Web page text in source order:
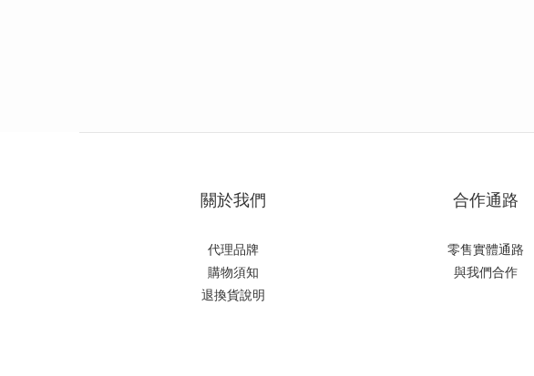
關於我們
代理品牌
購物須知
退換貨說明
合作通路
零售實體通路
與我們合作